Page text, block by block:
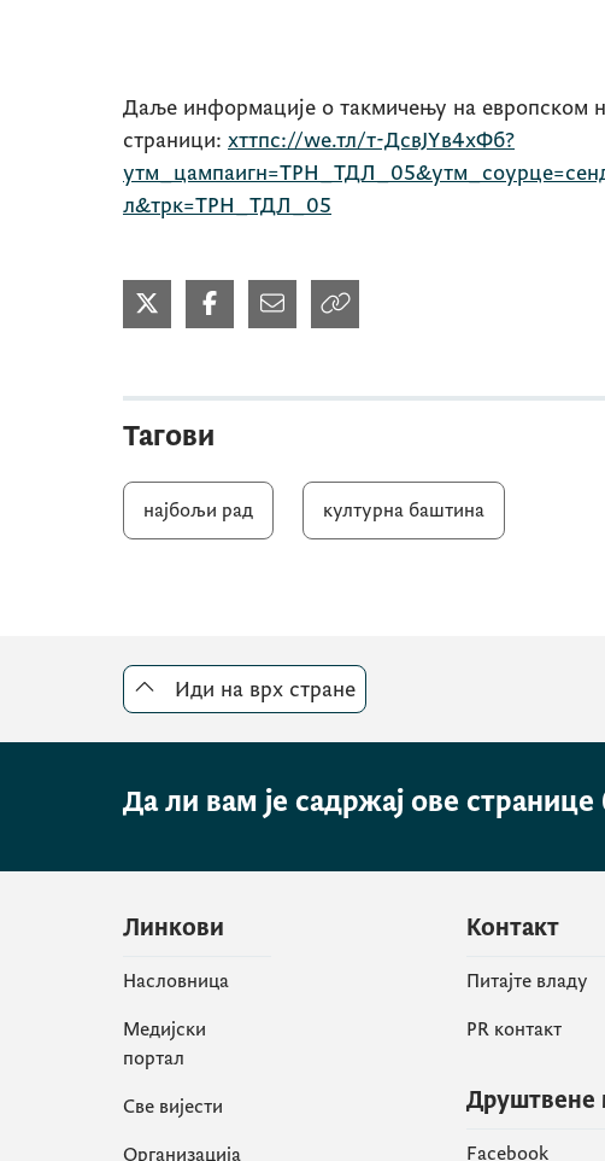
Даље информације о такмичењу на европском
страници: хттпс://wе.тл/т-ДсвЈYв4хФб?
л&трк=ТРН_ТДЛ_05
Тагови
најбољи рад културна баштина
Иди на врх стране
Да ли вам је садржај ове
Линкови
Насловница
Медијски
портал
Све вијести
Организација
Контакт
Питајте владу
PR контакт
Друштвене
Facebook